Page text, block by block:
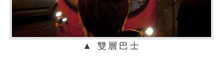
▲ 雙層巴士